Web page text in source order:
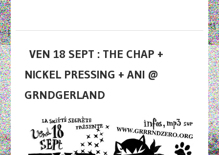
VEN 18 SEPT : THE CHAP +
NICKEL PRESSING + ANI @
GRNDGERLAND